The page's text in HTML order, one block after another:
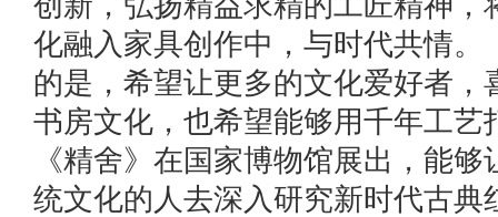
化融入家具创作中，与时代共情。
的是，希望让更多的文化爱好者，
书房文化，也希望能够用千年工艺
《精舍》在国家博物馆展出，能
统文化的人去深入研究新时代古典